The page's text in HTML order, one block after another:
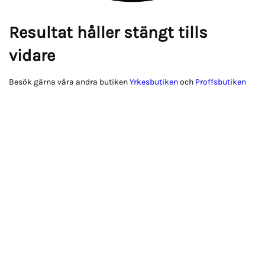
Resultat håller stängt tills
vidare
Besök gärna våra andra butikenYrkesbutikenoch Proffsbutiken